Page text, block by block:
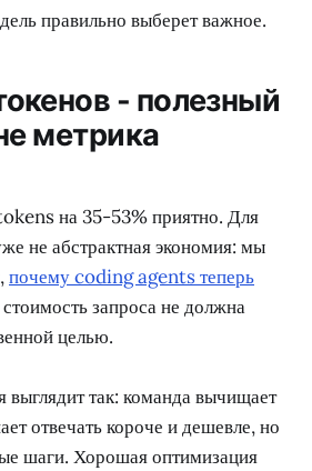
правильно выберет важное.
- полезный
метрика
на 35-53% приятно. Для
не абстрактная экономия: мы
почему coding agents теперь
запроса не должна
целью.
выглядит так: команда вычищает
отвечать короче и дешевле, но
шаги. Хорошая оптимизация